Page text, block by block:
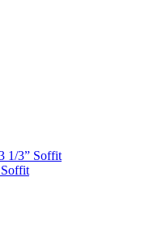
1/3” Soffit
Soffit